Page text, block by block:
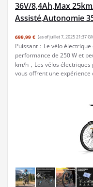
36V/8,4Ah,Max
Assisté,Autonomie
699,99 € (as of juillet 7, 2025 21:37
Puissant：Le vélo
performance de 250 W et
km/h，Les vélos
vous offrent une expérience